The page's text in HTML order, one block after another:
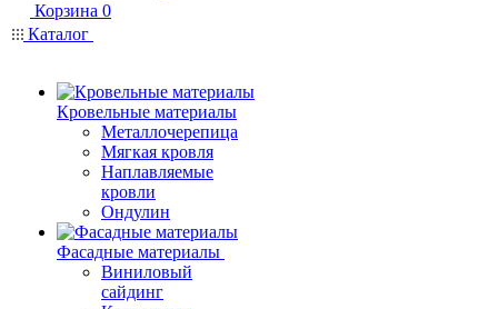
Корзина 0
Каталог
Кровельные материалы
Металлочерепица
Мягкая кровля
Наплавляемые
кровли
Ондулин
Фасадные материалы
Виниловый
сайдинг